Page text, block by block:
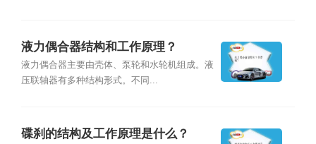
液力偶合器结构和工作原理？
液力偶合器主要由壳体、泵轮和水轮机组成。液
压联轴器有多种结构形式。不同...
碟刹的结构及工作原理是什么？